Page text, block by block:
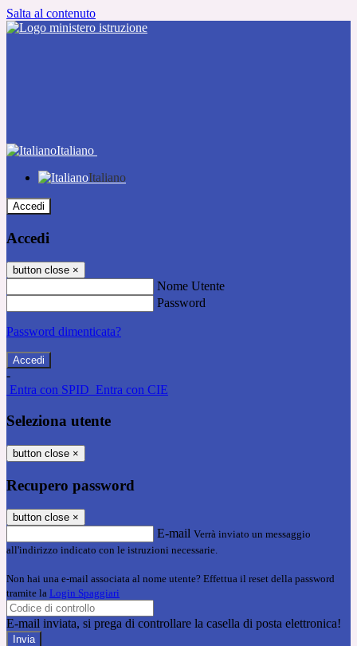
Salta al contenuto
Italiano
Italiano
Accedi
Accedi
button close ×
Nome Utente
Password
Password dimenticata?
-
Entra con SPID Entra con CIE
Seleziona utente
button close ×
Recupero password
button close ×
E-mail Verrà inviato un messaggio
all'indirizzo indicato con le istruzioni necessarie.
Non hai una e-mail associata al nome utente? Effettua il reset della password
tramite la Login Spaggiari
E-mail inviata, si prega di controllare la casella di posta elettronica!